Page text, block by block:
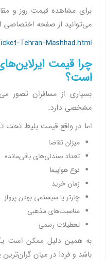
برای مشاهده قیمت روز و
می‌توانید از صفحه اختصاصی
Tehran-Mashhad.html
چرا قیمت
است؟
بسیاری از مسافران تصور
مشخصی دارد.
اما در واقع قیمت بلیط تحت
میزان تقاضا
تعداد صندلی‌های باقی‌مانده
نوع هواپیما
زمان خرید
چارتر یا سیستمی بودن پرواز
مناسبت‌های مذهبی
تعطیلات رسمی
به همین دلیل ممکن است یک
باشد و فردا در میان گران‌ترین